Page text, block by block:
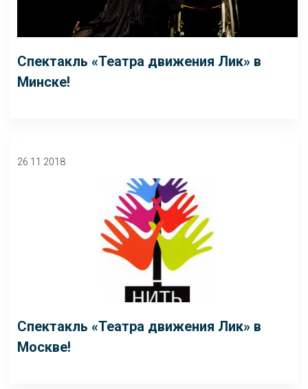
Спектакль «Театра движения Лик» в
Минске!
26 11 2018
Спектакль «Театра движения Лик» в
Москве!